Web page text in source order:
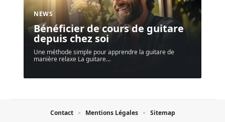
NEWS
Bénéficier de cours de guitare
depuis chez soi
Une méthode simple pour apprendre la guitare de
manière relaxe La guitare…
Contact Mentions Légales Sitemap